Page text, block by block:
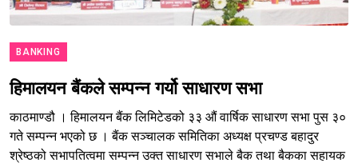
BANKING
हिमालयन बैंकले सम्पन्न गर्यो साधारण सभा
काठमाण्डौ । हिमालयन बैंक लिमिटेडको ३३ औं वार्षिक साधारण सभा पुस ३०
गते सम्पन्न भएको छ । बैंक सञ्चालक समितिका अध्यक्ष प्रचण्ड बहादुर
श्रेष्ठको सभापतित्वमा सम्पन्न उक्त साधारण सभाले बैक तथा बैकका सहायक